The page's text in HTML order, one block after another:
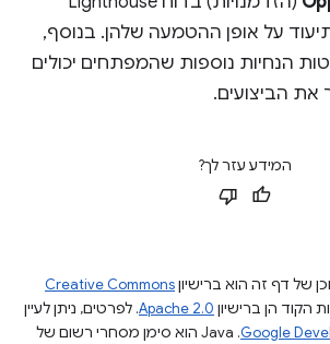
על אופן ההטמעה שלהן. בנוסף,
הנחיות נוספות שהמפתחים יכולים
את הביצועים.
המידע עזר לך?
של דף זה הוא ברישיוןCreative Commons
הקוד הן ברישיון Apache 2.0. לפרטים, ניתן לעיין
.‏ Java הוא סימן מסחרי רשום של